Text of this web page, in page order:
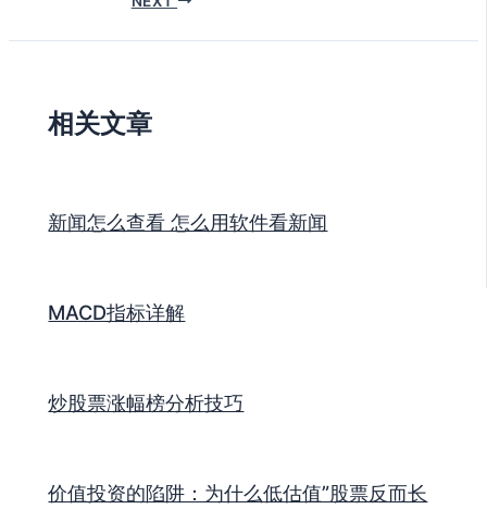
相关文章
新闻怎么查看 怎么用软件看新闻
MACD指标详解
炒股票涨幅榜分析技巧
价值投资的陷阱：为什么低估值”股票反而长